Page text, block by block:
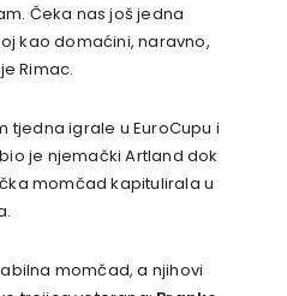
Čeka nas još jedna
kao domaćini, naravno,
Rimac.
tjedna igrale u EuroCupu i
je njemački Artland dok
momčad kapitulirala u
momčad, a njihovi